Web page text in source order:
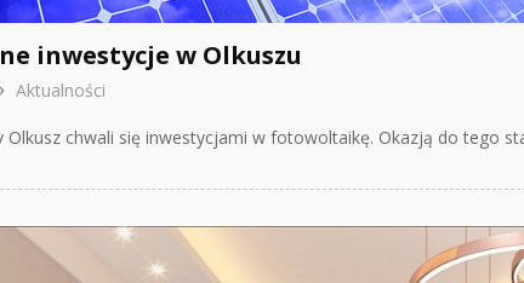
inwestycje w Olkuszu
Aktualności
Olkusz chwali się inwestycjami w fotowoltaikę. Okazją do tego